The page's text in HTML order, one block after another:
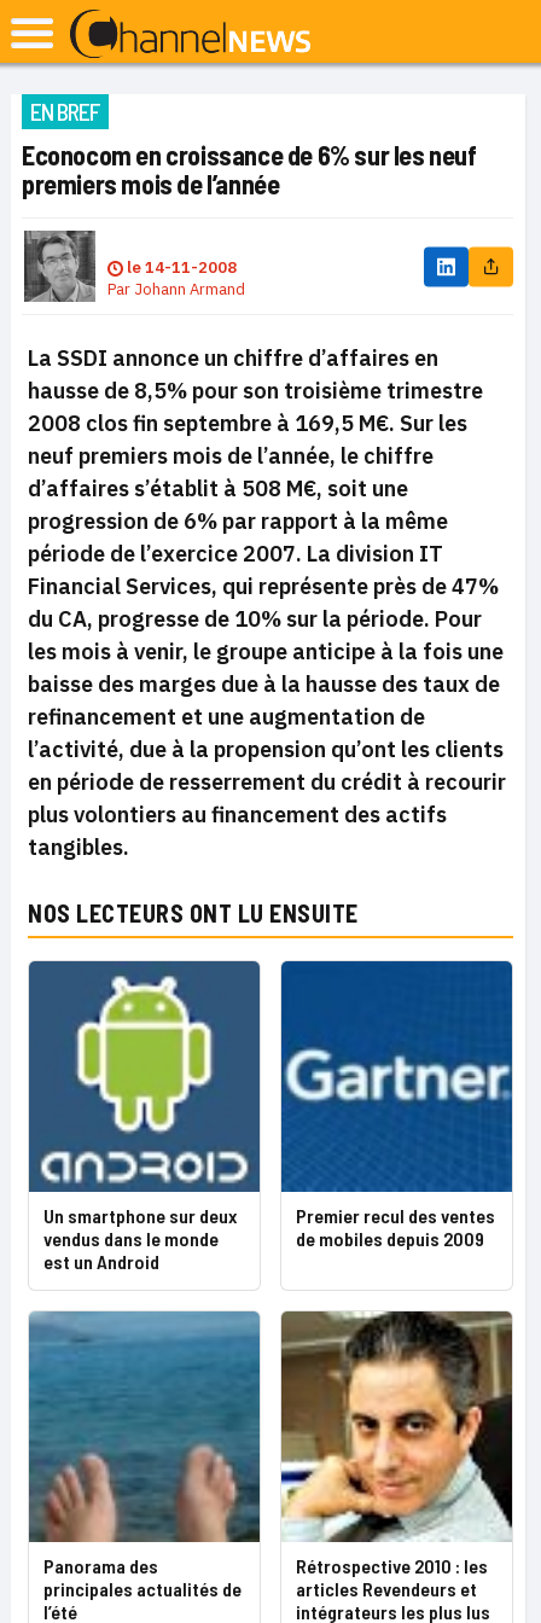
EN BREF
Econocom en croissance de 6% sur les neuf
premiers mois de l’année
le14-11-2008
Par Johann Armand
La SSDI annonce un chiffre d’affaires en
hausse de 8,5% pour son troisième trimestre
2008 clos fin septembre à 169,5 M€. Sur les
neuf premiers mois de l’année, le chiffre
d’affaires s’établit à 508 M€, soit une
progression de 6% par rapport à la même
période de l’exercice 2007. La division IT
Financial Services, qui représente près de 47%
du CA, progresse de 10% sur la période. Pour
les mois à venir, le groupe anticipe à la fois une
baisse des marges due à la hausse des taux de
refinancement et une augmentation de
l’activité, due à la propension qu’ont les clients
en période de resserrement du crédit à recourir
plus volontiers au financement des actifs
tangibles.
NOS LECTEURS ONT LU ENSUITE
Un smartphone sur deux
vendus dans le monde
est un Android
Premier recul des ventes
de mobiles depuis 2009
Panorama des
principales actualités de
l’été
Rétrospective 2010 : les
articles Revendeurs et
intégrateurs les plus lus